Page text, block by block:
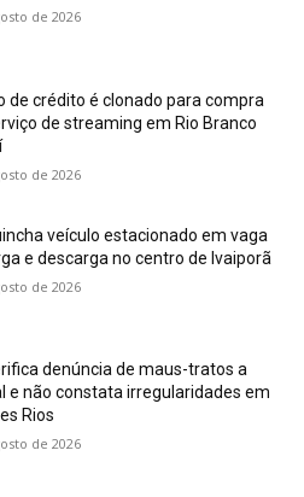
de 2026
de crédito é clonado para compra
de streaming em Rio Branco
de 2026
veículo estacionado em vaga
e descarga no centro de Ivaiporã
de 2026
denúncia de maus-tratos a
e não constata irregularidades em
Rios
de 2026